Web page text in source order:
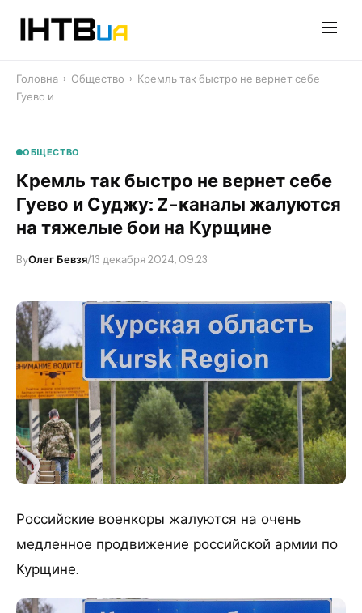
Головна › Общество › ​Кремль так быстро не вернет себе
Гуево и…
ОБЩЕСТВО
​Кремль так быстро не вернет себе
Гуево и Суджу: Z-каналы жалуются
на тяжелые бои на Курщине
ByОлег Бевзя/13 декабря 2024, 09:23
Российские военкоры жалуются на очень
медленное продвижение российской армии по
Курщине.